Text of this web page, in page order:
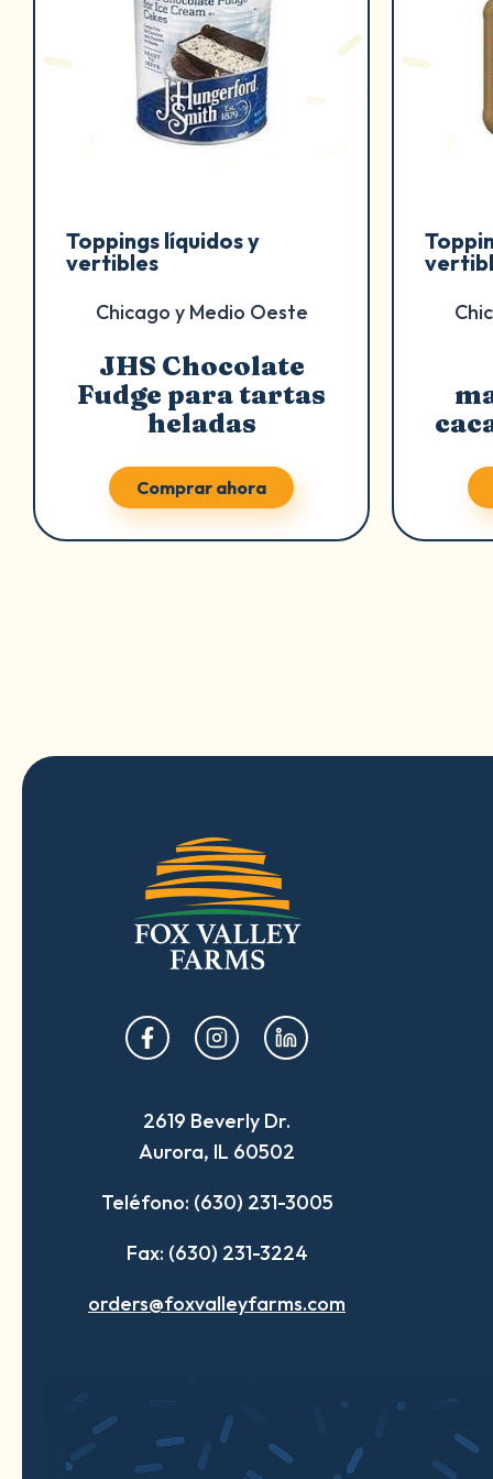
Toppings líquidos y
vertibles
Chicago y Medio Oeste
JHS Chocolate
Fudge para tartas
heladas
Comprar ahora
opens
in
new
tab
opens
in
new
tab
opens
in
new
tab
2619 Beverly Dr.
Aurora, IL 60502
Teléfono: (630) 231-3005
Fax: (630) 231-3224
orders@foxvalleyfarms.com